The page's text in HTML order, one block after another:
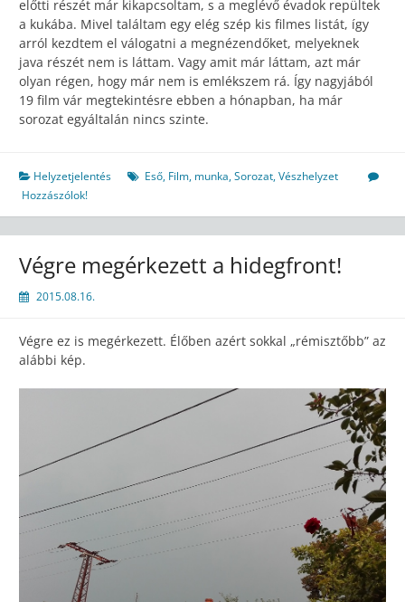
előtti részét már kikapcsoltam, s a meglévő évadok repültek
a kukába. Mivel találtam egy elég szép kis filmes listát, így
arról kezdtem el válogatni a megnézendőket, melyeknek
java részét nem is láttam. Vagy amit már láttam, azt már
olyan régen, hogy már nem is emlékszem rá. Így nagyjából
19 film vár megtekintésre ebben a hónapban, ha már
sorozat egyáltalán nincs szinte.
Helyzetjelentés Eső, Film, munka,Sorozat,Vészhelyzet
Hozzászólok!
Végre megérkezett a hidegfront!
2015.08.16.
Végre ez is megérkezett. Élőben azért sokkal „rémisztőbb” az
alábbi kép.